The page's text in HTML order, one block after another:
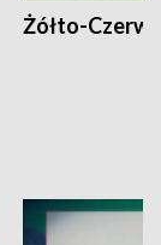
Żółto-